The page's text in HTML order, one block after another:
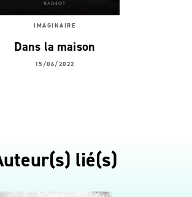
IMAGINAIRE
Dans la maison
15/06/2022
lié(s)